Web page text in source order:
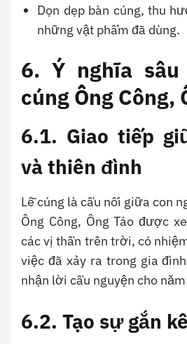
Dọn dẹp bàn cúng, thu
những vật phẩm đã dùng.
6. Ý nghĩa
cúng Ông Công,
6.1. Giao tiếp
và thiên đình
Lễ cúng là cầu nối giữa con
Ông Công, Ông Táo được
các vị thần trên trời, có
việc đã xảy ra trong gia
nhận lời cầu nguyện cho
6.2. Tạo sự gắn